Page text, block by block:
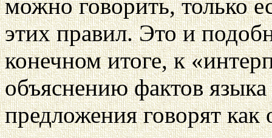
можно говорить, только
этих правил. Это и
конечном итоге, к
объяснению фактов
предложения говорят